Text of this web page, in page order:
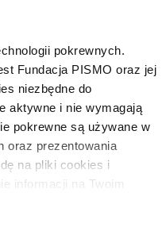
pokrewnych.
Fundacja PISMO oraz jej
niezbędne do
aktywne i nie wymagają
pokrewne są używane w
oraz prezentowania
na pliki cookies i
informacji na Twoim
możesz w każdej chwili